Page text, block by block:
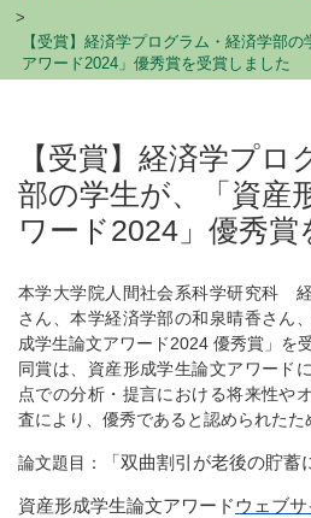
【受賞】経済学プログラム・経済学部
アワード2024」優秀賞を受賞しました
【受賞】経済学プロ
部の学生が、「資産
ワード2024」優秀賞
本学大学院人間社会系科学研究科
さん、本学経済学部の和泉晴香さん
成学生論文アワード2024 優秀賞」を
同賞は、資産形成学生論文アワード
点での分析・提言における将来性や
査により、優秀であると認められたた
論文題目： 「双曲割引が老後の貯蓄
資産形成学生論文アワードウェブサ